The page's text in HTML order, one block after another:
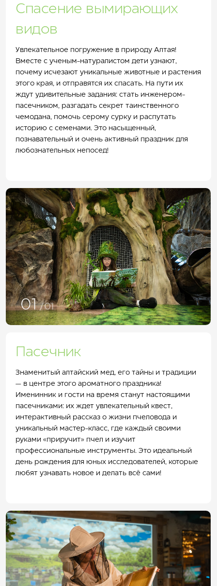
Спасение вымирающих
видов
Увлекательное погружение в природу Алтая!
Вместе с ученым-натуралистом дети узнают,
почему исчезают уникальные животные и растения
этого края, и отправятся их спасать. На пути их
ждут удивительные задания: стать инженером-
пасечником, разгадать секрет таинственного
чемодана, помочь серому сурку и распутать
историю с семенами. Это насыщенный,
познавательный и очень активный праздник для
любознательных непосед!
01 /01
Пасечник
Знаменитый алтайский мед, его тайны и традиции
— в центре этого ароматного праздника!
Именинник и гости на время станут настоящими
пасечниками: их ждет увлекательный квест,
интерактивный рассказ о жизни пчеловода и
уникальный мастер-класс, где каждый своими
руками «приручит» пчел и изучит
профессиональные инструменты. Это идеальный
день рождения для юных исследователей, которые
любят узнавать новое и делать всё сами!